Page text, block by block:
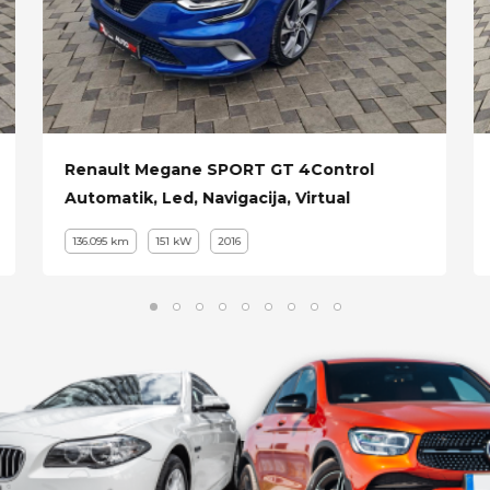
Renault Megane SPORT GT 4Control
Automatik, Led, Navigacija, Virtual
136.095 km 151 kW 2016